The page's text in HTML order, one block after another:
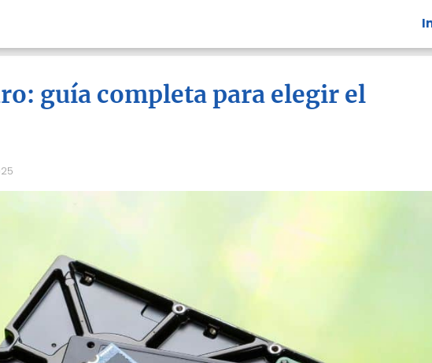
guía completa para elegir el